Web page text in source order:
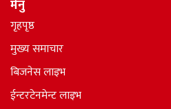
मेनु
गृहपृष्ठ
मुख्य समाचार
बिजनेस लाइभ
ईन्टरटेनमेन्ट लाइभ